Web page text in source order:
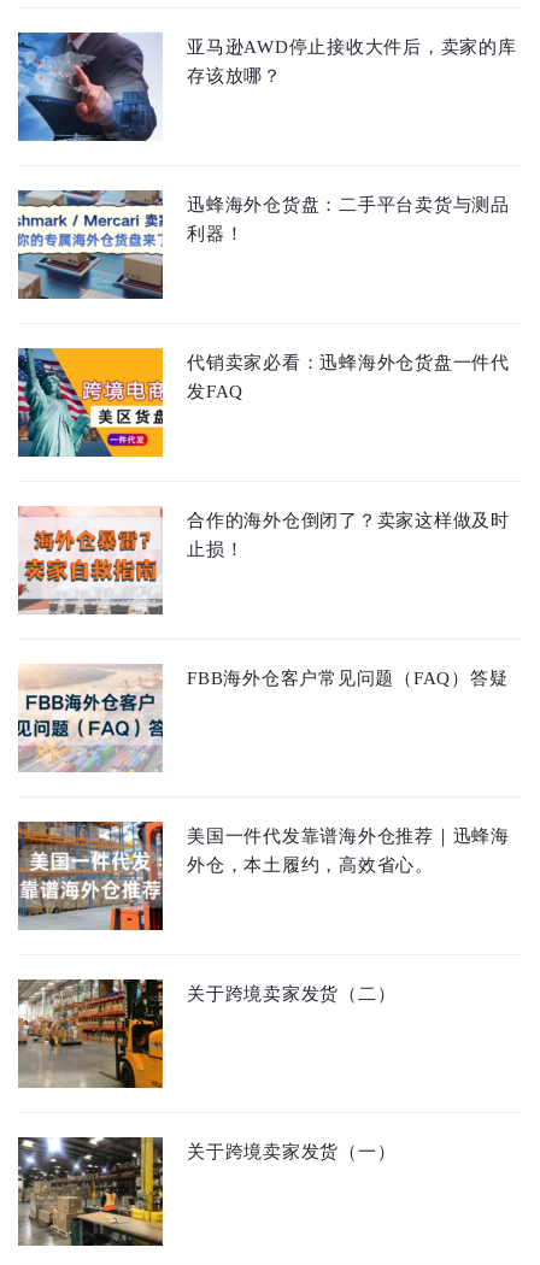
亚马逊AWD停止接收大件后，卖家的库
存该放哪？
迅蜂海外仓货盘：二手平台卖货与测品
利器！
代销卖家必看：迅蜂海外仓货盘一件代
发FAQ
合作的海外仓倒闭了？卖家这样做及时
止损！
FBB海外仓客户常见问题（FAQ）答疑
美国一件代发靠谱海外仓推荐｜迅蜂海
外仓，本土履约，高效省心。
关于跨境卖家发货（二）
关于跨境卖家发货（一）